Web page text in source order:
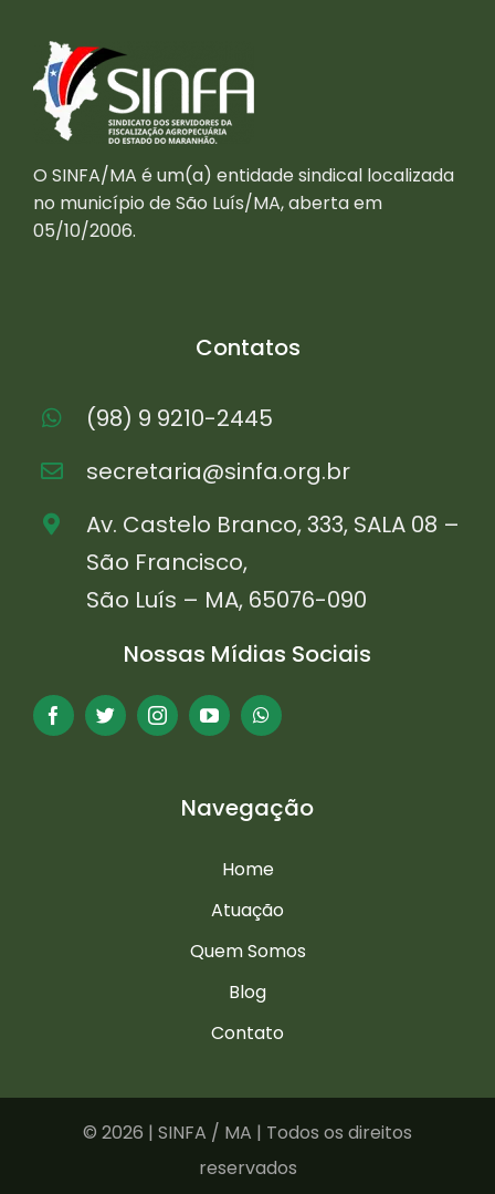
O SINFA/MA é um(a) entidade sindical localizada
no município de São Luís/MA, aberta em
05/10/2006.
Contatos
(98) 9 9210-2445
secretaria@sinfa.org.br
Av. Castelo Branco, 333, SALA 08 –
São Francisco,
São Luís – MA, 65076-090
Nossas Mídias Sociais
Navegação
Home
Atuação
Quem Somos
Blog
Contato
© 2026 | SINFA / MA | Todos os direitos
reservados